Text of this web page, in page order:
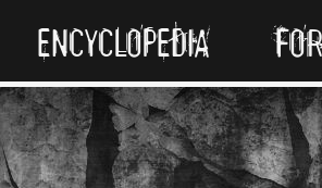
ENCYCLOPEDIA